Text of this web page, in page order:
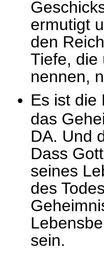
ermutigt
den
Tiefe, die
nennen,
Es ist die
das
DA. Und
Dass
seines
des
sein.